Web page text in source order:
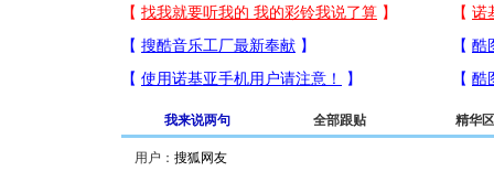
我来说两句 全部跟贴 精华区
用户：